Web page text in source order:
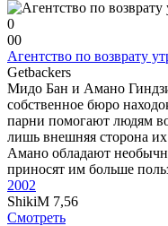
0
00
Агентство по возврату
Getbackers
Мидо Бан и Амано
собственное бюро
парни помогают людям
лишь внешняя сторона
Амано обладают
приносят им больше
2002
ShikiM 7,56
Смотреть